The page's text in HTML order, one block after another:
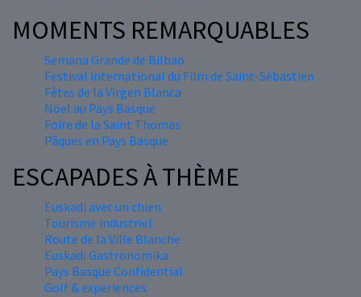
MOMENTS REMARQUABLES
Semana Grande de Bilbao
Festival international du Film de Saint-Sébastien
Fêtes de la Virgen Blanca
Nöel au Pays Basque
Foire de la Saint Thomas
Pâques en Pays Basque
ESCAPADES À THÈME
Euskadi avec un chien
Tourisme industriel
Route de la Ville Blanche
Euskadi Gastronomika
Pays Basque Confidential
Golf & experiences